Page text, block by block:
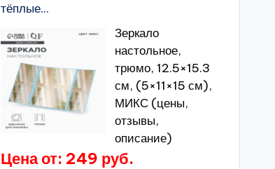
тёплые...
Зеркало
настольное,
трюмо, 12.5×15.3
см, (5×11×15 см),
МИКС (цены,
отзывы,
описание)
Цена от: 249 руб.